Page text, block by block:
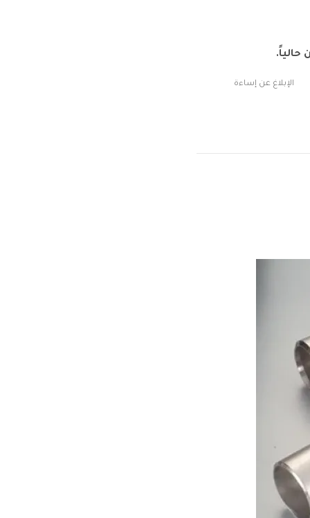
حالياً.
الإبلاغ عن إساءة